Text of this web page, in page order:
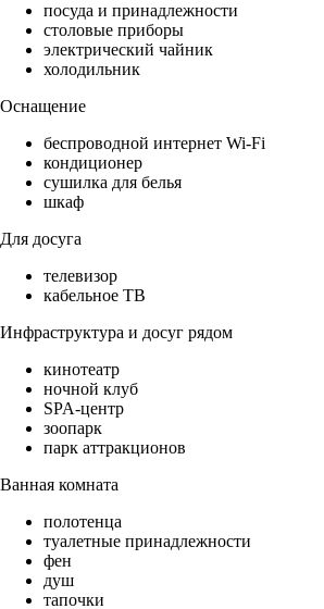
посуда и принадлежности
столовые приборы
электрический чайник
холодильник
Оснащение
беспроводной интернет Wi-Fi
кондиционер
сушилка для белья
шкаф
Для досуга
телевизор
кабельное ТВ
Инфраструктура и досуг рядом
кинотеатр
ночной клуб
SPA-центр
зоопарк
парк аттракционов
Ванная комната
полотенца
туалетные принадлежности
фен
душ
тапочки